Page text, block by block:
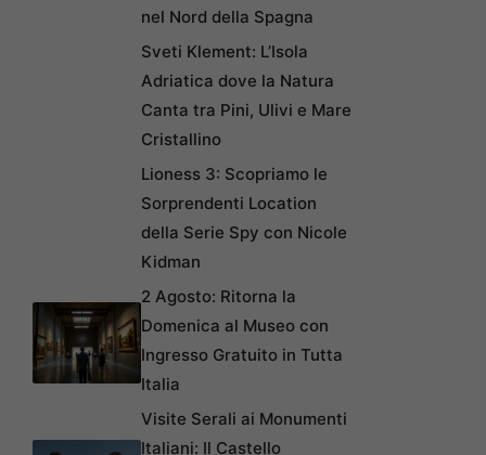
nel Nord della Spagna
Sveti Klement: L’Isola
Adriatica dove la Natura
Canta tra Pini, Ulivi e Mare
Cristallino
Lioness 3: Scopriamo le
Sorprendenti Location
della Serie Spy con Nicole
Kidman
2 Agosto: Ritorna la
Domenica al Museo con
Ingresso Gratuito in Tutta
Italia
Visite Serali ai Monumenti
Italiani: Il Castello